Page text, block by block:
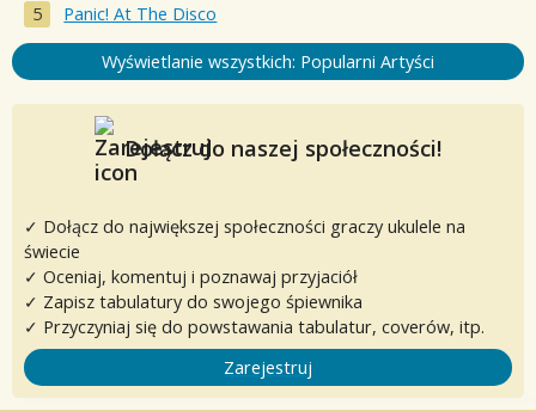
Panic! At The Disco
Wyświetlanie wszystkich: Popularni Artyści
Dołącz do naszej społeczności!
✓ Dołącz do największej społeczności graczy ukulele na
świecie
✓ Oceniaj, komentuj i poznawaj przyjaciół
✓ Zapisz tabulatury do swojego śpiewnika
✓ Przyczyniaj się do powstawania tabulatur, coverów, itp.
Zarejestruj